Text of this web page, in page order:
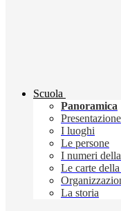
Scuola
Panoramica
Presentazione
I luoghi
Le persone
I numeri
Le carte
La storia